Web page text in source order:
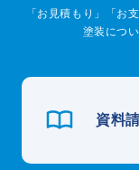
「お見積もり」「お
塗装につ
資料